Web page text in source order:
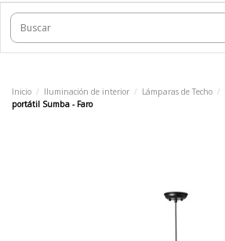
Inicio Iluminación de interior Lámparas de Techo
portátil Sumba - Faro